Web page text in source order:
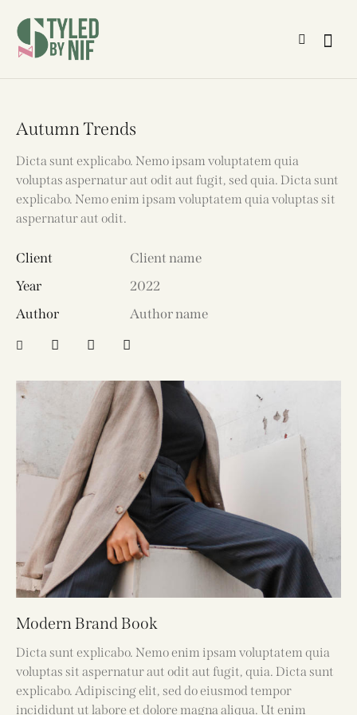
Autumn Trends
Modern Brand Book
Dicta sunt explicabo. Nemo enim ipsam voluptatem quia
voluptas sit aspernatur aut odit aut fugit, quia. Dicta sunt
explicabo. Adipiscing elit, sed do eiusmod tempor
incididunt ut labore et dolore magna aliqua. Ut enim
Dicta sunt explicabo. Nemo ipsam voluptatem quia
voluptas aspernatur aut odit aut fugit, sed quia. Dicta sunt
explicabo. Nemo enim ipsam voluptatem quia voluptas sit
aspernatur aut odit.
Client
Client name
Year
2022
Author
Author name